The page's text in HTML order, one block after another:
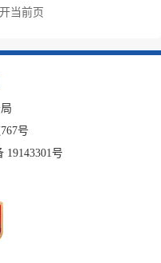
当前页
号
19143301号